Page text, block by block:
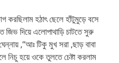
হঠাৎ ছেলে হাঁটুমুড়ে বসে
দিয়ে এলোপাথাড়ি চাটতে সুরু
,”আঃ টিকু মুখ সরা ,ছাড় বাবা
নিচু হয়ে ওকে তুলতে চেষ্টা করলাম